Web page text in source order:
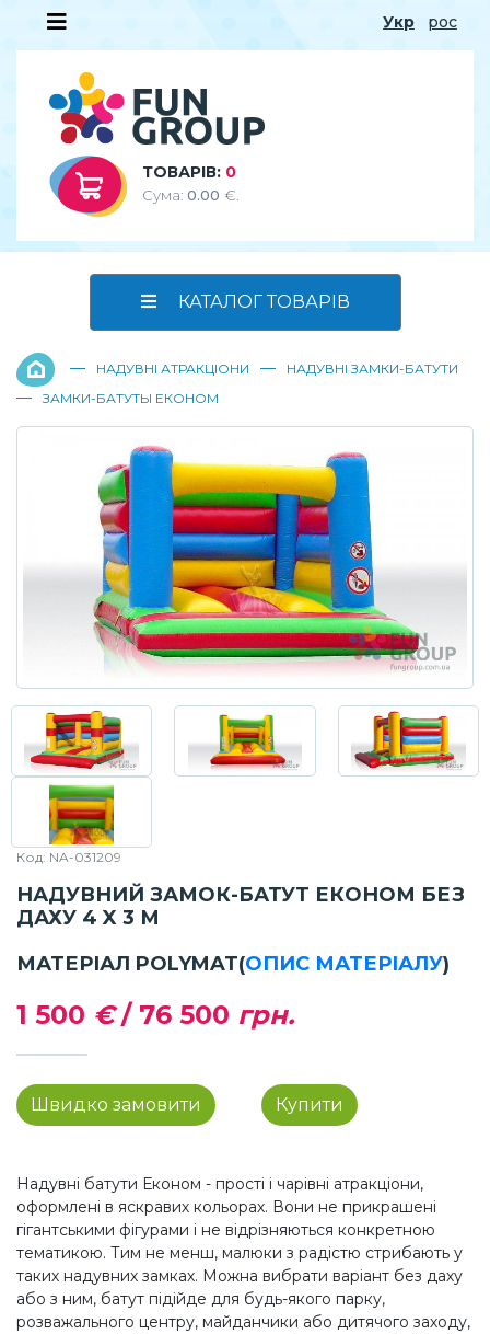
Укр рос
ТОВАРІВ: 0
Сума: 0.00 €.
КАТАЛОГ ТОВАРІВ
— НАДУВНІ АТРАКЦІОНИ — НАДУВНІ ЗАМКИ-БАТУТИ
— ЗАМКИ-БАТУТЫ ЕКОНОМ
Код: NA-031209
НАДУВНИЙ ЗАМОК-БАТУТ ЕКОНОМ БЕЗ
ДАХУ 4 X 3 М
МАТЕРІАЛ POLYMAT(ОПИС МАТЕРІАЛУ)
1 500 €/ 76 500 грн.
Швидко замовити Купити
Надувні батути Економ - прості і чарівні атракціони,
оформлені в яскравих кольорах. Вони не прикрашені
гігантськими фігурами і не відрізняються конкретною
тематикою. Тим не менш, малюки з радістю стрибають у
таких надувних замках. Можна вибрати варіант без даху
або з ним, батут підійде для будь-якого парку,
розважального центру, майданчики або дитячого заходу,